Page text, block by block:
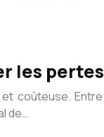
les
coûteuse.
de…